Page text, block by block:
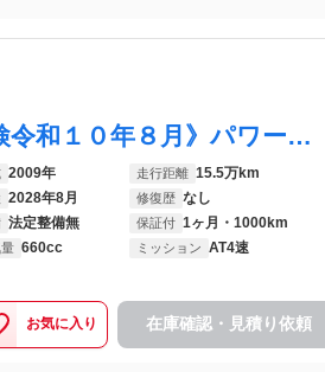
タント ワンダフルセレクション 《車検令和１０年８月》パワースライドドア／スマートキー／プライバシーガラス／ベンチシート／エアコン／ヒーター
2009年 走行距離 15.5万km
2028年8月 修復歴 なし
法定整備無 保証付 1ヶ月・1000km
660cc ミッション AT4速
お気に入り 在庫確認・見積り依頼